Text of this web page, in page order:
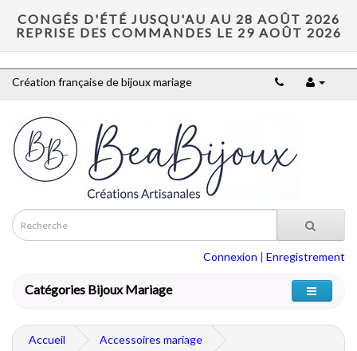
CONGÉS D'ÉTÉ JUSQU'AU AU 28 AOÛT 2026
REPRISE DES COMMANDES LE 29 AOÛT 2026
Création française de bijoux mariage
Connexion | Enregistrement
Catégories Bijoux Mariage
Accueil
Accessoires mariage